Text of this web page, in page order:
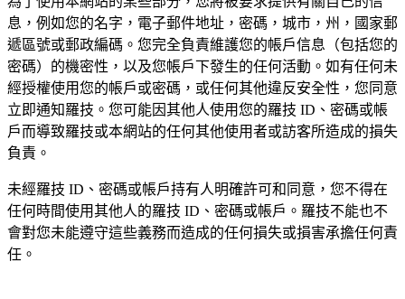
息，例如您的名字，電子郵件地址，密碼，城市，州，國家郵
遞區號或郵政編碼。您完全負責維護您的帳戶信息（包括您的
密碼）的機密性，以及您帳戶下發生的任何活動。如有任何未
經授權使用您的帳戶或密碼，或任何其他違反安全性，您同意
立即通知羅技。您可能因其他人使用您的羅技 ID、密碼或帳
戶而導致羅技或本網站的任何其他使用者或訪客所造成的損失
負責。
未經羅技 ID、密碼或帳戶持有人明確許可和同意，您不得在
任何時間使用其他人的羅技 ID、密碼或帳戶。羅技不能也不
會對您未能遵守這些義務而造成的任何損失或損害承擔任何責
任。